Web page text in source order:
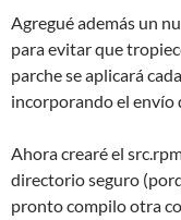
Agregué además un
para evitar que
parche se aplicará
incorporando el envío
Ahora crearé el
directorio seguro
pronto compilo otra